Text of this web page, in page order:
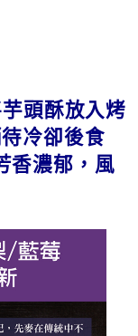
頭酥放入烤
冷卻後食
香濃郁，風